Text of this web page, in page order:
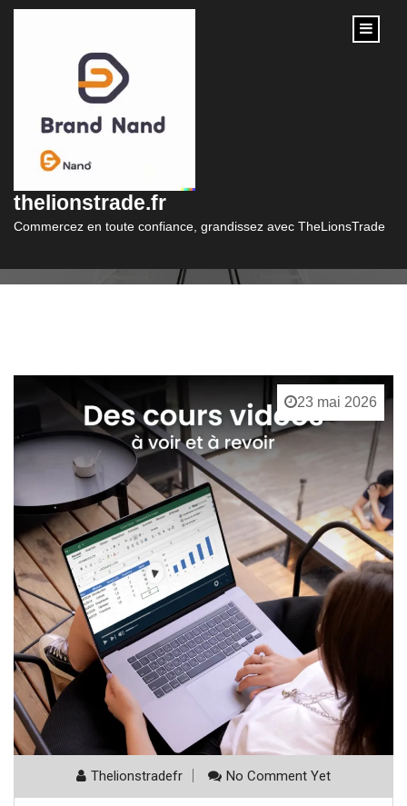
content
thelionstrade.fr
Commercez en toute confiance, grandissez avec TheLionsTrade
Catégorie :
23 mai 2026
Thelionstradefr No Comment Yet